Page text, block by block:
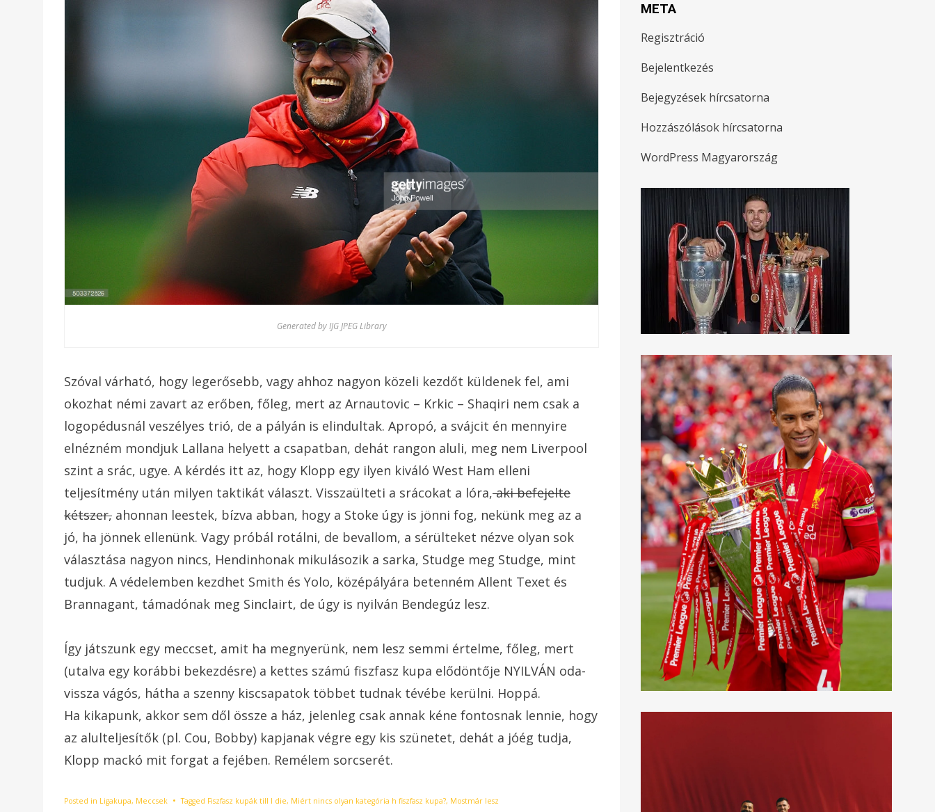
Generated by IJG JPEG Library
Szóval várható, hogy legerősebb, vagy ahhoz nagyon közeli kezdőt küldenek fel, ami
okozhat némi zavart az erőben, főleg, mert az Arnautovic – Krkic – Shaqiri nem csak a
logopédusnál veszélyes trió, de a pályán is elindultak. Apropó, a svájcit én mennyire
elnézném mondjuk Lallana helyett a csapatban, dehát rangon aluli, meg nem Liverpool
szint a srác, ugye. A kérdés itt az, hogy Klopp egy ilyen kiváló West Ham elleni
teljesítmény után milyen taktikát választ. Visszaülteti a srácokat a lóra,aki befejelte
kétszer, ahonnan leestek, bízva abban, hogy a Stoke úgy is jönni fog, nekünk meg az a
jó, ha jönnek ellenünk. Vagy próbál rotálni, de bevallom, a sérülteket nézve olyan sok
választása nagyon nincs, Hendinhonak mikulásozik a sarka, Studge meg Studge, mint
tudjuk. A védelemben kezdhet Smith és Yolo, középályára betenném Allent Texet és
Brannagant, támadónak meg Sinclairt, de úgy is nyilván Bendegúz lesz.
Így játszunk egy meccset, amit ha megnyerünk, nem lesz semmi értelme, főleg, mert
(utalva egy korábbi bekezdésre) a kettes számú fiszfasz kupa elődöntője NYILVÁN oda-
vissza vágós, hátha a szenny kiscsapatok többet tudnak tévébe kerülni. Hoppá.
Ha kikapunk, akkor sem dől össze a ház, jelenleg csak annak kéne fontosnak lennie, hogy
az alulteljesítők (pl. Cou, Bobby) kapjanak végre egy kis szünetet, dehát a jóég tudja,
Klopp mackó mit forgat a fejében. Remélem sorcserét.
Posted in Ligakupa, Meccsek Tagged Fiszfasz kupák till I die, Miért nincs olyan kategória h fiszfasz kupa?, Mostmár lesz
META
Regisztráció
Bejelentkezés
Bejegyzések hírcsatorna
Hozzászólások hírcsatorna
WordPress Magyarország